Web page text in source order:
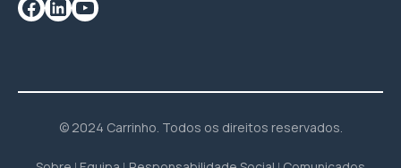
© 2024 Carrinho. Todos os direitos reservados.